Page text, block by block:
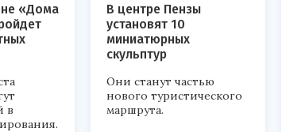
«Дома
в
В центре Пензы
установят 10
миниатюрных
скульптур
Они станут частью
нового туристического
маршрута.